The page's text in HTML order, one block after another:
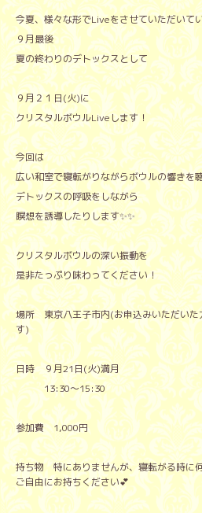
今夏、様々な形でLiveをさせていただいて
９月最後
夏の終わりのデトックスとして
９月２１日(火)に
クリスタルボウルLiveします！
今回は
広い和室で寝転がりながらボウルの響きを
デトックスの呼吸をしながら
瞑想を誘導したりします✨✨
クリスタルボウルの深い振動を
是非たっぷり味わってください！
場所 東京八王子市内(お申込みいただいた
す)
日時 ９月21日(火)満月
13:30〜15:30
参加費 1,000円
持ち物 特にありませんが、寝転がる時に
ご自由にお持ちください💕